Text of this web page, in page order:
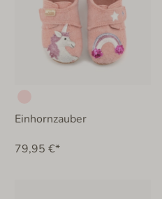
Einhornzauber
79,95 €*